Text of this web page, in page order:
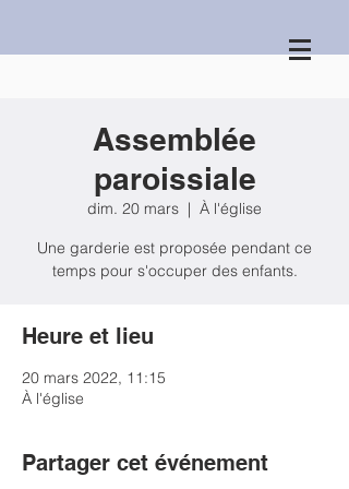
Assemblée
paroissiale
dim. 20 mars
  |
À l'église
Une garderie est proposée pendant ce
temps pour s'occuper des enfants.
Heure et lieu
20 mars 2022, 11:15
À l'église
Partager cet événement